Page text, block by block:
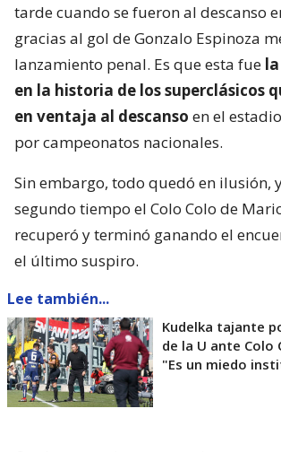
tarde cuando se fueron al descanso
gracias al gol de Gonzalo Espinoza
lanzamiento penal. Es que esta fue
en la historia de los superclásicos
en ventaja al descanso en el
por campeonatos nacionales.
Sin embargo, todo quedó en ilusión,
segundo tiempo el Colo Colo de
recuperó y terminó ganando el
el último suspiro.
Lee también...
Kudelka tajante
de la U ante Colo
"Es un miedo